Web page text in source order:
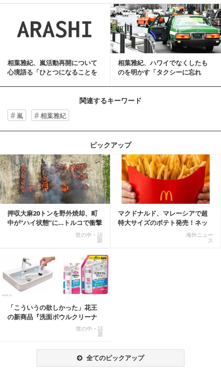
相葉雅紀、嵐活動再開について
心境語る「ひとつになることを
相葉雅紀、ハワイでなくしたも
のを明かす「タクシーに忘れ
関連するキーワード
嵐 相葉雅紀
ピックアップ
押収大麻20トンを野外焼却、町
中が“ハイ状態”に…トルコで衝撃
世の中・話
題
マクドナルド、マレーシアで超
特大サイズのポテト発売！ネッ
海外ニュー
ス
記事を読む
「こういうの欲しかった」花王
の新商品『洗面ボウルクリーナ
世の中・話
題
全てのピックアップ